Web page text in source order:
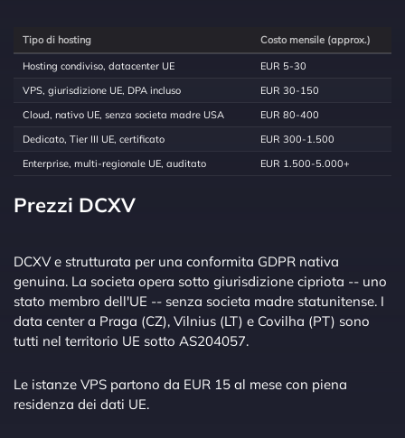
Tipo di hosting Costo mensile (approx.)
Hosting condiviso, datacenter UE
EUR 5-30
VPS, giurisdizione UE, DPA incluso
EUR 30-150
Cloud, nativo UE, senza societa madre USA
EUR 80-400
Dedicato, Tier III UE, certificato
EUR 300-1.500
Enterprise, multi-regionale UE, auditato
EUR 1.500-5.000+
Prezzi DCXV
DCXV e strutturata per una conformita GDPR nativa
genuina. La societa opera sotto giurisdizione cipriota -- uno
stato membro dell'UE -- senza societa madre statunitense. I
data center a Praga (CZ), Vilnius (LT) e Covilha (PT) sono
tutti nel territorio UE sotto AS204057.
Le istanze VPS partono da EUR 15 al mese con piena
residenza dei dati UE.